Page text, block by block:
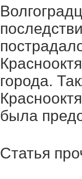
города.
была
Статья